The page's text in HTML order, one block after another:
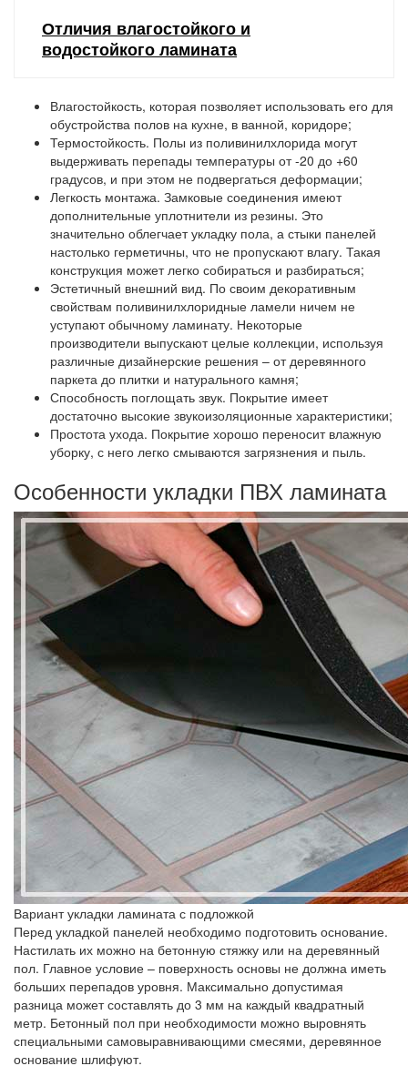
Отличия влагостойкого и
водостойкого ламината
Влагостойкость, которая позволяет использовать его для
обустройства полов на кухне, в ванной, коридоре;
Термостойкость. Полы из поливинилхлорида могут
выдерживать перепады температуры от -20 до +60
градусов, и при этом не подвергаться деформации;
Легкость монтажа. Замковые соединения имеют
дополнительные уплотнители из резины. Это
значительно облегчает укладку пола, а стыки панелей
настолько герметичны, что не пропускают влагу. Такая
конструкция может легко собираться и разбираться;
Эстетичный внешний вид. По своим декоративным
свойствам поливинилхлоридные ламели ничем не
уступают обычному ламинату. Некоторые
производители выпускают целые коллекции, используя
различные дизайнерские решения – от деревянного
паркета до плитки и натурального камня;
Способность поглощать звук. Покрытие имеет
достаточно высокие звукоизоляционные характеристики;
Простота ухода. Покрытие хорошо переносит влажную
уборку, с него легко смываются загрязнения и пыль.
Особенности укладки ПВХ ламината
Вариант укладки ламината с подложкой
Перед укладкой панелей необходимо подготовить основание.
Настилать их можно на бетонную стяжку или на деревянный
пол. Главное условие – поверхность основы не должна иметь
больших перепадов уровня. Максимально допустимая
разница может составлять до 3 мм на каждый квадратный
метр. Бетонный пол при необходимости можно выровнять
специальными самовыравнивающими смесями, деревянное
основание шлифуют.